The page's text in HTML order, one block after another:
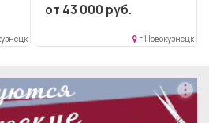
от 43 000 руб.
г Новокузнецк